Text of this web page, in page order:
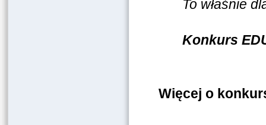
To właśnie
Konkurs
Więcej o